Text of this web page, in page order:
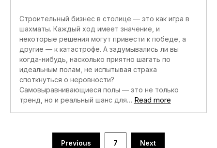
Строительный бизнес в столице — это как игра в
шахматы. Каждый ход имеет значение, и
некоторые решения могут привести к победе, а
другие — к катастрофе. А задумывались ли вы
когда-нибудь, насколько приятно шагать по
идеальным полам, не испытывая страха
споткнуться о неровности?
Самовыравнивающиеся полы — это не только
тренд, но и реальный шанс для… Read more
ПагинацияPrevious 7 Next